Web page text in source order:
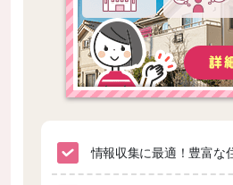
情報収集に最適！豊富な